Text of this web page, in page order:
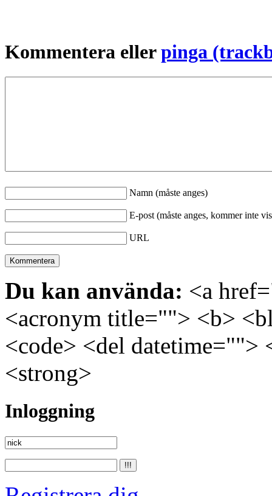
Kommentera ellerpinga
Namn (måste anges)
E-post (måste anges, kommer inte
URL
Du kan använda: <a
<acronym title=""> <b>
<code> <del
<strong>
Inloggning